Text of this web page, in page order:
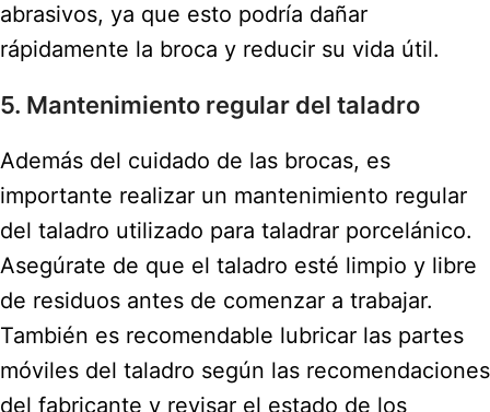
abrasivos, ya que esto podría dañar
rápidamente la broca y reducir su vida útil.
5. Mantenimiento regular del taladro
Además del cuidado de las brocas, es
importante realizar un mantenimiento regular
del taladro utilizado para taladrar porcelánico.
Asegúrate de que el taladro esté limpio y libre
de residuos antes de comenzar a trabajar.
También es recomendable lubricar las partes
móviles del taladro según las recomendaciones
del fabricante y revisar el estado de los